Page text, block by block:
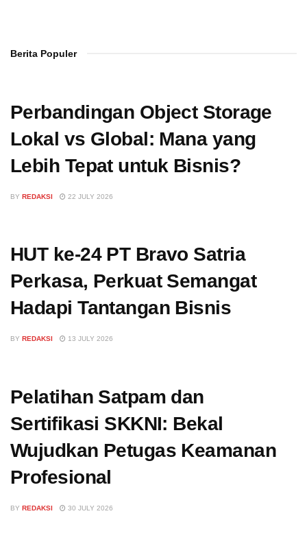
Berita Populer
Perbandingan Object Storage
Lokal vs Global: Mana yang
Lebih Tepat untuk Bisnis?
BY REDAKSI 22 JULY 2026
HUT ke-24 PT Bravo Satria
Perkasa, Perkuat Semangat
Hadapi Tantangan Bisnis
BY REDAKSI 13 JULY 2026
Pelatihan Satpam dan
Sertifikasi SKKNI: Bekal
Wujudkan Petugas Keamanan
Profesional
BY REDAKSI 30 JULY 2026